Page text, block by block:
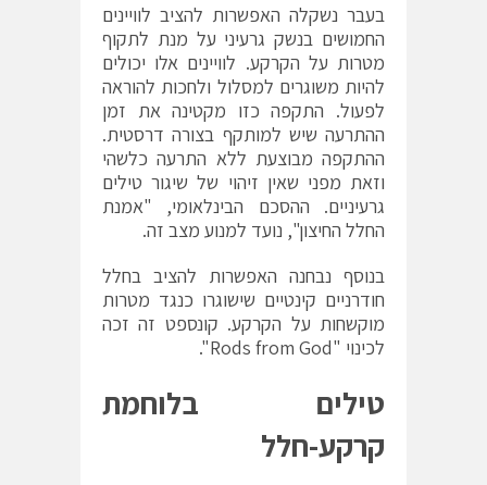
בעבר נשקלה האפשרות להציב לוויינים
החמושים בנשק גרעיני על מנת לתקוף
מטרות על הקרקע. לוויינים אלו יכולים
להיות משוגרים למסלול ולחכות להוראה
לפעול. התקפה כזו מקטינה את זמן
ההתרעה שיש למותקף בצורה דרסטית.
ההתקפה מבוצעת ללא התרעה כלשהי
וזאת מפני שאין זיהוי של שיגור טילים
גרעיניים. ההסכם הבינלאומי, "אמנת
החלל החיצון", נועד למנוע מצב זה.
בנוסף נבחנה האפשרות להציב בחלל
חודרניים קינטיים שישוגרו כנגד מטרות
מוקשחות על הקרקע. קונספט זה זכה
לכינוי "Rods from God".
טילים בלוחמת
קרקע-חלל